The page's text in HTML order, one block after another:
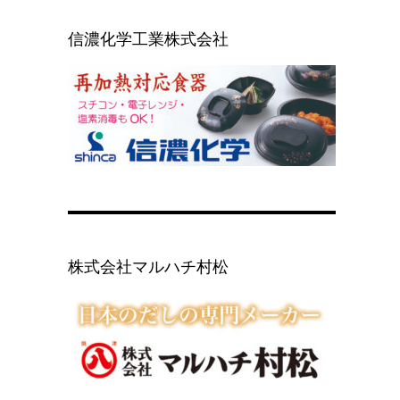
信濃化学工業株式会社
株式会社マルハチ村松